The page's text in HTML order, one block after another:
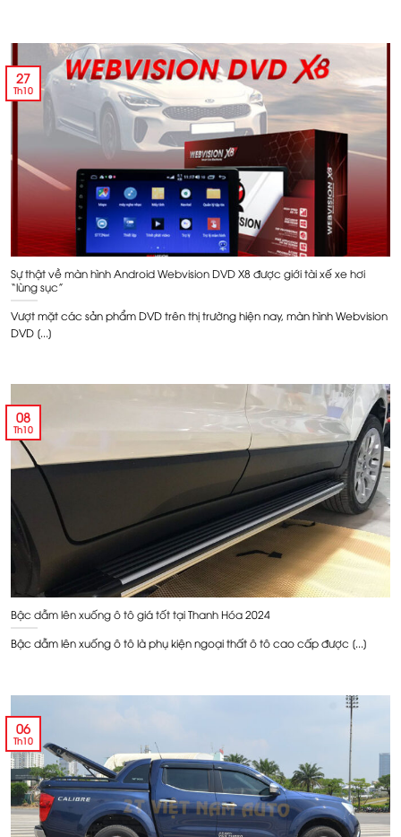
Sự thật về màn hình Android Webvision DVD X8 được giới tài xế xe hơi
“lùng sục”
Vượt mặt các sản phẩm DVD trên thị trường hiện nay, màn hình Webvision
DVD [...]
27
Th10
Bậc dẫm lên xuống ô tô giá tốt tại Thanh Hóa 2024
Bậc dẫm lên xuống ô tô là phụ kiện ngoại thất ô tô cao cấp được [...]
08
Th10
06
Th10